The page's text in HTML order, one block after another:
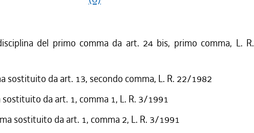
del primo comma da art. 24 bis, primo comma, L. R.
sostituito da art. 13, secondo comma, L. R. 22/1982
da art. 1, comma 1, L. R. 3/1991
sostituito da art. 1, comma 2, L. R. 3/1991